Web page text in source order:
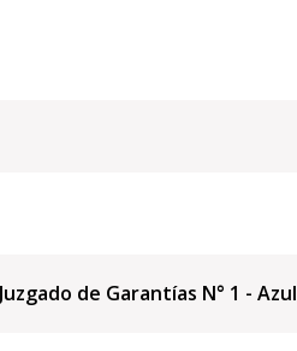
Juzgado de Garantías N° 1 - Azul